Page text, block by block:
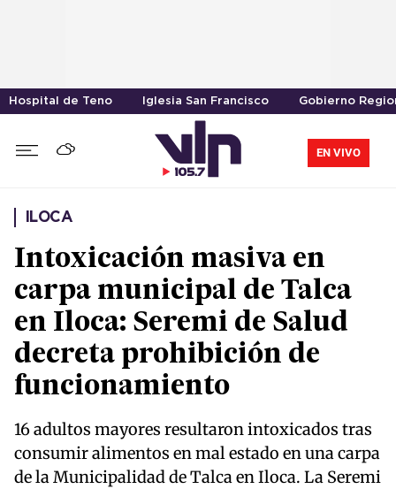
Hospital de Teno Iglesia San Francisco Gobierno
EN VIVO
ILOCA
Intoxicación masiva en
carpa municipal de Talca
en Iloca: Seremi de Salud
decreta prohibición de
funcionamiento
16 adultos mayores resultaron intoxicados tras
consumir alimentos en mal estado en una carpa
de la Municipalidad de Talca en Iloca. La Seremi